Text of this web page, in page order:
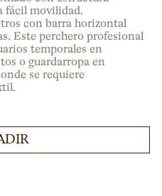
fácil movilidad.
con barra horizontal
Este perchero profesional
temporales en
o guardarropa en
se requiere